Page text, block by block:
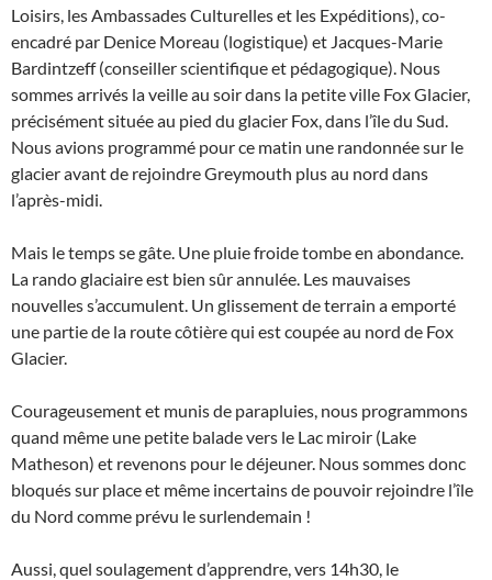
Loisirs, les Ambassades Culturelles et les Expéditions), co-
encadré par Denice Moreau (logistique) et Jacques-Marie
Bardintzeff (conseiller scientifique et pédagogique). Nous
sommes arrivés la veille au soir dans la petite ville Fox Glacier,
précisément située au pied du glacier Fox, dans l’île du Sud.
Nous avions programmé pour ce matin une randonnée sur le
glacier avant de rejoindre Greymouth plus au nord dans
l’après-midi.
Mais le temps se gâte. Une pluie froide tombe en abondance.
La rando glaciaire est bien sûr annulée. Les mauvaises
nouvelles s’accumulent. Un glissement de terrain a emporté
une partie de la route côtière qui est coupée au nord de Fox
Glacier.
Courageusement et munis de parapluies, nous programmons
quand même une petite balade vers le Lac miroir (Lake
Matheson) et revenons pour le déjeuner. Nous sommes donc
bloqués sur place et même incertains de pouvoir rejoindre l’île
du Nord comme prévu le surlendemain !
Aussi, quel soulagement d’apprendre, vers 14h30, le